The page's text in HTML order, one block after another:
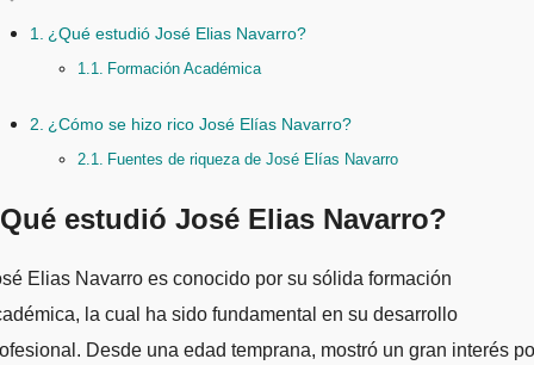
¿Qué estudió José Elias Navarro?
Formación Académica
¿Cómo se hizo rico José Elías Navarro?
Fuentes de riqueza de José Elías Navarro
estudió José Elias Navarro?
la cual ha sido fundamental en su desarrollo
Desde una edad temprana, mostró un gran interés